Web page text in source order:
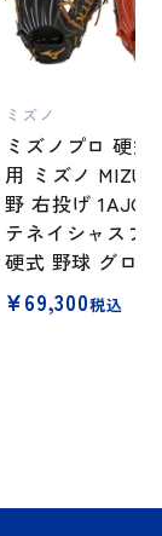
ミズノ
ミズノプロ 硬
用 ミズノ
野 右投げ
テネイシャスプ
硬式 野球 グロ
¥69,300税込